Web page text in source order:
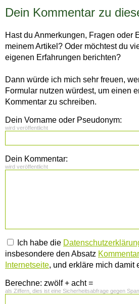
Dein Kommentar zu
Hast du Anmerkungen, Fragen oder
meinem Artikel? Oder möchtest du
eigenen Erfahrungen berichten?
Dann würde ich mich sehr freuen,
Formular nutzen würdest, um einen
Kommentar zu schreiben.
Dein Vorname oder Pseudonym:
wird veröffentlicht
Dein Kommentar:
wird veröffentlicht
Ich habe die
insbesondere den Absatz
Internetseite, und erkläre mich damit
Berechne: zwölf + acht =
als Ziffern, dies ist eine Sicherheitsabfrage gegen